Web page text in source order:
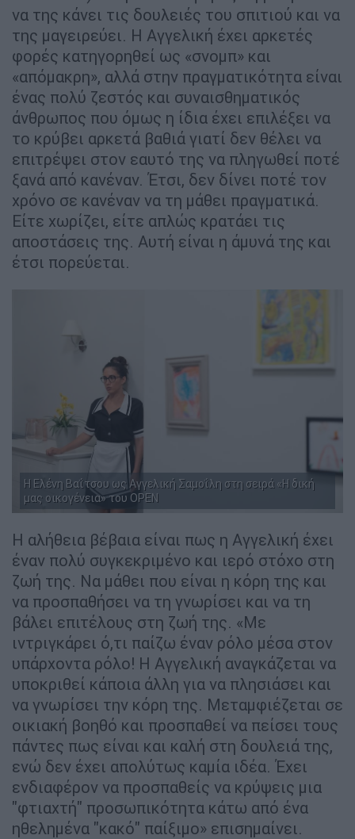
να της κάνει τις δουλειές του σπιτιού και να
της μαγειρεύει. Η Αγγελική έχει αρκετές
φορές κατηγορηθεί ως «σνομπ» και
«απόμακρη», αλλά στην πραγματικότητα είναι
ένας πολύ ζεστός και συναισθηματικός
άνθρωπος που όμως η ίδια έχει επιλέξει να
το κρύβει αρκετά βαθιά γιατί δεν θέλει να
επιτρέψει στον εαυτό της να πληγωθεί ποτέ
ξανά από κανέναν. Έτσι, δεν δίνει ποτέ τον
χρόνο σε κανέναν να τη μάθει πραγματικά.
Είτε χωρίζει, είτε απλώς κρατάει τις
αποστάσεις της. Αυτή είναι η άμυνά της και
έτσι πορεύεται.
H Ελένη Βαΐτσου ως Αγγελική Σαμοΐλη στη σειρά «Η δική
μας οικογένεια» του OPEN
Η αλήθεια βέβαια είναι πως η Αγγελική έχει
έναν πολύ συγκεκριμένο και ιερό στόχο στη
ζωή της. Να μάθει που είναι η κόρη της και
να προσπαθήσει να τη γνωρίσει και να τη
βάλει επιτέλους στη ζωή της. «Με
ιντριγκάρει ό,τι παίζω έναν ρόλο μέσα στον
υπάρχοντα ρόλο! Η Αγγελική αναγκάζεται να
υποκριθεί κάποια άλλη για να πλησιάσει και
να γνωρίσει την κόρη της. Μεταμφιέζεται σε
οικιακή βοηθό και προσπαθεί να πείσει τους
πάντες πως είναι και καλή στη δουλειά της,
ενώ δεν έχει απολύτως καμία ιδέα. Έχει
ενδιαφέρον να προσπαθείς να κρύψεις μια
"φτιαχτή" προσωπικότητα κάτω από ένα
ηθελημένα "κακό" παίξιμο» επισημαίνει.